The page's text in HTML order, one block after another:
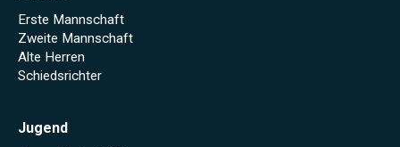
Erste Mannschaft
Zweite Mannschaft
Alte Herren
Schiedsrichter
Jugend